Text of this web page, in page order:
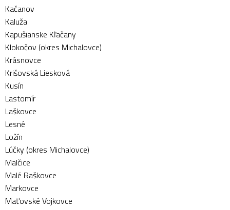
Kačanov
Kaluža
Kapušianske Kľačany
Klokočov (okres Michalovce)
Krásnovce
Krišovská Liesková
Kusín
Lastomír
Laškovce
Lesné
Ložín
Lúčky (okres Michalovce)
Malčice
Malé Raškovce
Markovce
Maťovské Vojkovce